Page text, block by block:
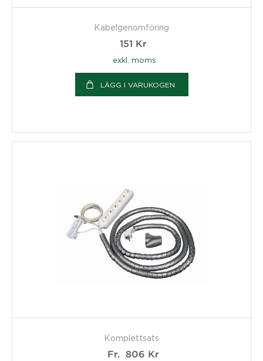
Kabelgenomföring
151
Kr
exkl. moms
LÄGG I VARUKOGEN
Komplettsats
Fr.
806 Kr